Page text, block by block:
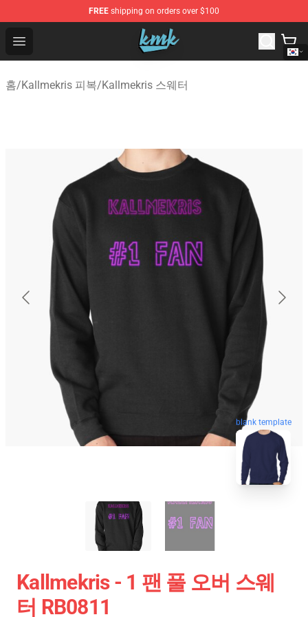
FREE shipping on orders over $100
Open menu
KallMeKris Store - Official KallMeKris Merchandise Shop
홈/Kallmekris 피복/Kallmekris 스웨터
blank template
Kallmekris - 1 팬 풀 오버 스웨
터 RB0811